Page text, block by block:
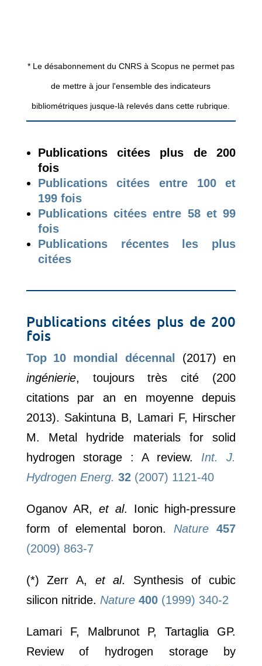
* Le désabonnement du CNRS à Scopus ne permet pas
de mettre à jour l'ensemble des indicateurs
bibliométriques jusque-là relevés dans cette rubrique.
Publications citées plus de 200
fois
Publications citées entre 100 et
199 fois
Publications citées entre 58 et 99
fois
Publications récentes les plus
citées
Publications citées plus de 200
fois
Top 10 mondial décennal
(2017) en
ingénierie, toujours très cité (200
citations par an en moyenne depuis
2013). Sakintuna B, Lamari F, Hirscher
M. Metal hydride materials for solid
hydrogen storage : A review. Int. J.
Hydrogen Energ. 32(2007) 1121-40
Oganov AR,et al. Ionic high-pressure
form of elemental boron. Nature
457
(2009) 863-7
(*) Zerr A, et al. Synthesis of cubic
silicon nitride. Nature 400(1999) 340-2
Lamari F, Malbrunot P, Tartaglia GP.
Review of hydrogen storage by